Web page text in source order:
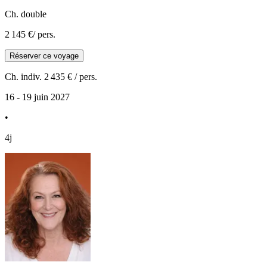
Ch. double
2 145 €/ pers.
Réserver ce voyage
Ch. indiv. 2 435 € / pers.
16 - 19 juin 2027
•
4j